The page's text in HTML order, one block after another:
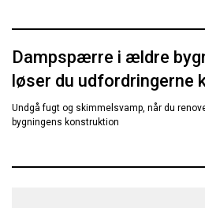
Dampspærre i ældre
løser du udfordringerne
Undgå fugt og skimmelsvamp, når du
bygningens konstruktion